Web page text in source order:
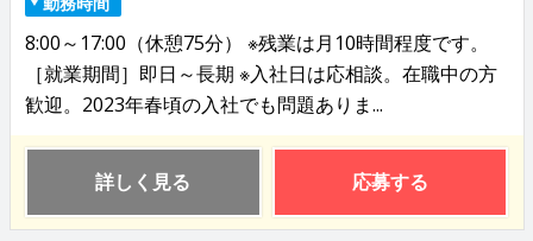
8:00～17:00（休憩75分） ※残業は月10時間程度です。
［就業期間］即日～長期 ※入社日は応相談。在職中の方
歓迎。2023年春頃の入社でも問題ありま...
詳しく見る 応募する